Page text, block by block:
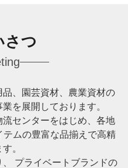
さつ
、園芸資材、農業資材の
を展開しております。
センターをはじめ、各地
ムの豊富な品揃えで高精
。
プライベートブランドの